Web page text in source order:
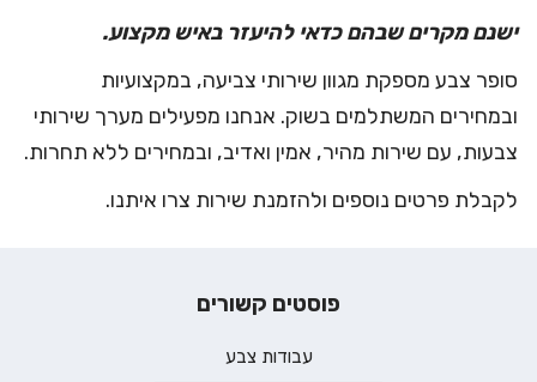
ישנם מקרים שבהם כדאי להיעזר באיש מקצוע.
סופר צבע מספקת מגוון שירותי צביעה, במקצועיות
ובמחירים המשתלמים בשוק. אנחנו מפעילים מערך שירותי
צבעות, עם שירות מהיר, אמין ואדיב, ובמחירים ללא תחרות.
לקבלת פרטים נוספים ולהזמנת שירות צרו איתנו.
פוסטים קשורים
עבודות צבע